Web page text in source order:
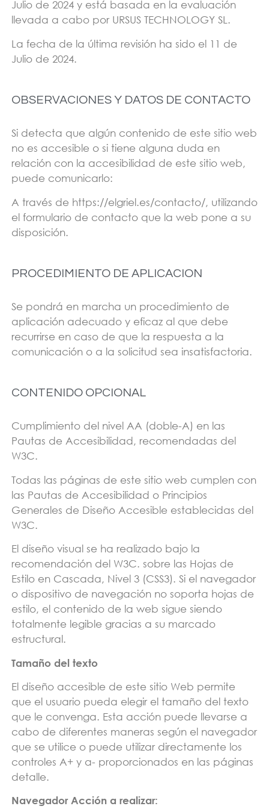
Julio de 2024 y está basada en la evaluación
llevada a cabo por URSUS TECHNOLOGY SL.
La fecha de la última revisión ha sido el 11 de
Julio de 2024.
OBSERVACIONES Y DATOS DE CONTACTO
Si detecta que algún contenido de este sitio web
no es accesible o si tiene alguna duda en
relación con la accesibilidad de este sitio web,
puede comunicarlo:
A través de https://elgriel.es/contacto/, utilizando
el formulario de contacto que la web pone a su
disposición.
PROCEDIMIENTO DE APLICACION
Se pondrá en marcha un procedimiento de
aplicación adecuado y eficaz al que debe
recurrirse en caso de que la respuesta a la
comunicación o a la solicitud sea insatisfactoria.
CONTENIDO OPCIONAL
Cumplimiento del nivel AA (doble-A) en las
Pautas de Accesibilidad, recomendadas del
W3C.
Todas las páginas de este sitio web cumplen con
las Pautas de Accesibilidad o Principios
Generales de Diseño Accesible establecidas del
W3C.
El diseño visual se ha realizado bajo la
recomendación del W3C. sobre las Hojas de
Estilo en Cascada, Nivel 3 (CSS3). Si el navegador
o dispositivo de navegación no soporta hojas de
estilo, el contenido de la web sigue siendo
totalmente legible gracias a su marcado
estructural.
Tamaño del texto
El diseño accesible de este sitio Web permite
que el usuario pueda elegir el tamaño del texto
que le convenga. Esta acción puede llevarse a
cabo de diferentes maneras según el navegador
que se utilice o puede utilizar directamente los
controles A+ y a- proporcionados en las páginas
detalle.
Navegador Acción a realizar: